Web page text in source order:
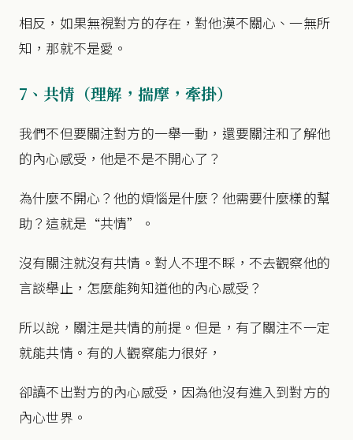
相反，如果無視對方的存在，對他漠不關心、一無所
知，那就不是愛。
7、共情（理解，揣摩，牽掛）
我們不但要關注對方的一舉一動，還要關注和了解他
的內心感受，他是不是不開心了？
為什麼不開心？他的煩惱是什麼？他需要什麼樣的幫
助？這就是“共情”。
沒有關注就沒有共情。對人不理不睬，不去觀察他的
言談舉止，怎麼能夠知道他的內心感受？
所以說，關注是共情的前提。但是，有了關注不一定
就能共情。有的人觀察能力很好，
卻讀不出對方的內心感受，因為他沒有進入到對方的
內心世界。